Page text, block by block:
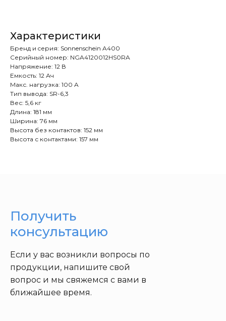
Характеристики
Бренд и cерия: Sonnenschein A400
Серийный номер: NGA4120012HS0RA
Напряжение: 12 В
Емкость: 12 Ач
Макс. нагрузка: 100 A
Тип вывода: SR-6,3
Вес: 5,6 кг
Длина: 181 мм
Ширина: 76 мм
Высота без контактов: 152 мм
Высота с контактами: 157 мм
Если у вас возникли вопросы по
продукции, напишите свой
вопрос и мы свяжемся с вами в
ближайшее время.
Получить
консультацию